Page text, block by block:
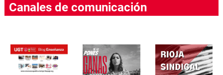
Canales de comunicación